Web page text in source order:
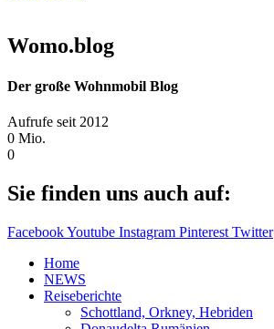
Womo.blog
Der große Wohnmobil Blog​
Aufrufe seit 2012
0 Mio.
0
Sie finden uns auch auf:
FacebookYoutube Instagram Pinterest Twitter
Home
NEWS
Reiseberichte
Schottland, Orkney, Hebriden